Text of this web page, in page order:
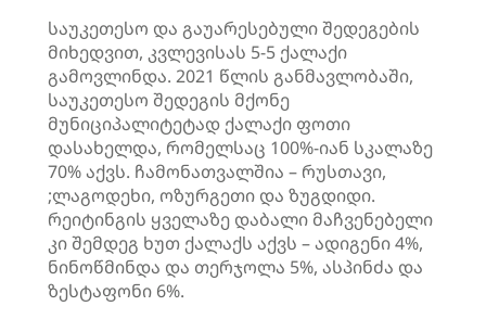
საუკეთესო და გაუარესებული შედეგების
მიხედვით, კვლევისას 5-5 ქალაქი
გამოვლინდა. 2021 წლის განმავლობაში,
საუკეთესო შედეგის მქონე
მუნიციპალიტეტად ქალაქი ფოთი
დასახელდა, რომელსაც 100%-იან სკალაზე
70% აქვს. ჩამონათვალშია – რუსთავი,
;ლაგოდეხი, ოზურგეთი და ზუგდიდი.
რეიტინგის ყველაზე დაბალი მაჩვენებელი
კი შემდეგ ხუთ ქალაქს აქვს – ადიგენი 4%,
ნინოწმინდა და თერჯოლა 5%, ასპინძა და
ზესტაფონი 6%.